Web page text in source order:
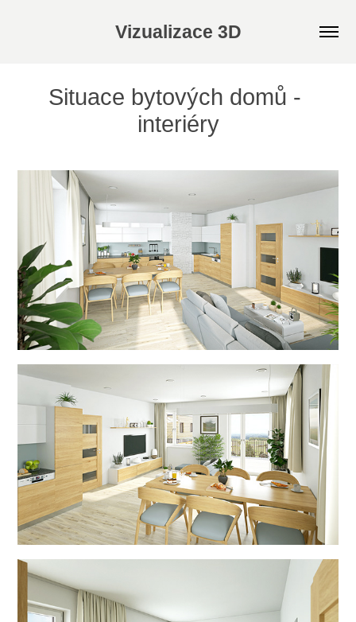
Vizualizace 3D
Situace bytových domů -
interiéry